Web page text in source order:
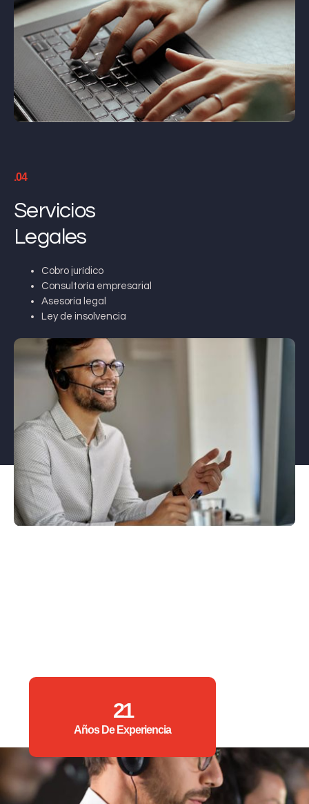
.04
Servicios
Legales
Cobro jurídico
Consultoría empresarial
Asesoría legal
Ley de insolvencia
21
Años De Experiencia